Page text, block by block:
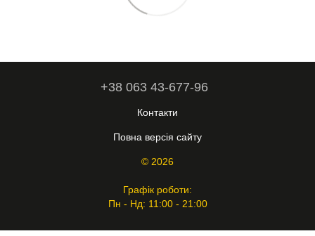
+38 063 43-677-96
Контакти
Повна версія сайту
© 2026
Графік роботи:
Пн - Нд: 11:00 - 21:00